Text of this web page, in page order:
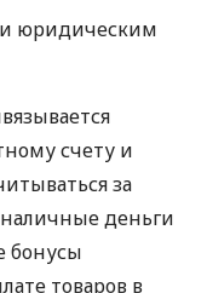
юридическим
счету и
за
деньги
бонусы
товаров в